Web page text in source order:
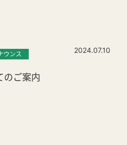
ウンス 2024.07.10
のご案内